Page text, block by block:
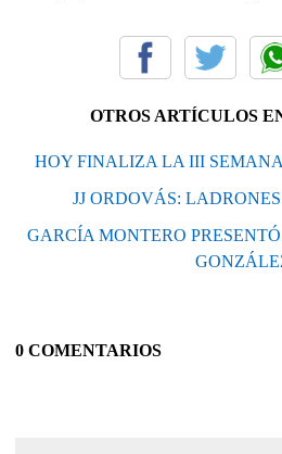
OTROS ARTÍCULOS
HOY FINALIZA LA III
JJ ORDOVÁS:
GARCÍA MONTERO
0 COMENTARIOS